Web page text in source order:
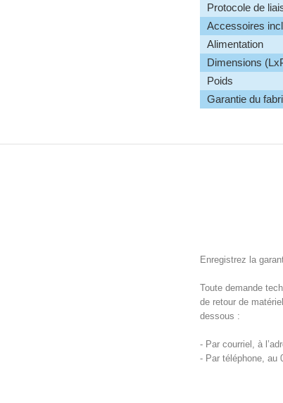
Protocole de
Accessoires
Alimentation
Dimensions
Poids
Garantie du
Enregistrez la
Toute demande
de retour de
dessous :
- Par courriel, à
- Par téléphone, au